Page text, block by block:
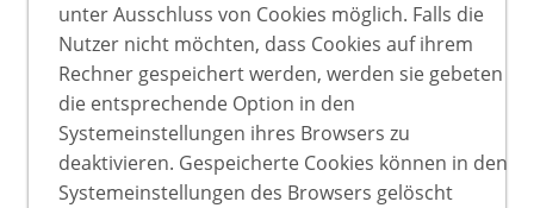
unter Ausschluss von Cookies möglich. Falls die
Nutzer nicht möchten, dass Cookies auf ihrem
Rechner gespeichert werden, werden sie gebeten
die entsprechende Option in den
Systemeinstellungen ihres Browsers zu
deaktivieren. Gespeicherte Cookies können in den
Systemeinstellungen des Browsers gelöscht